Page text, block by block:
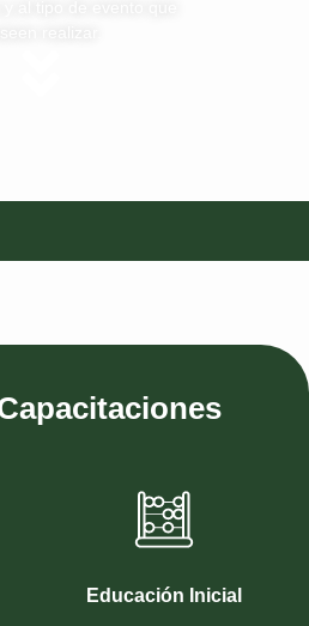
Educación Inicial